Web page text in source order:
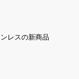
レスの新商品